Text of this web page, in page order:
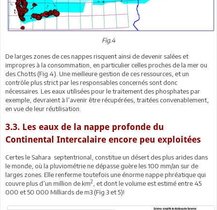
Fig.4
De larges zones de ces nappes risquent ainsi de devenir salées et
impropres à la consommation, en particulier celles proches de la mer ou
des Chotts (Fig.4). Une meilleure gestion de ces ressources, et un
contrôle plus strict par les responsables concernés sont donc
nécessaires. Les eaux utilisées pour le traitement des phosphates par
exemple, devraient à l’avenir être récupérées, traitées convenablement,
en vue de leur réutilisation.
3.3. Les eaux de la nappe profonde du
Continental Intercalaire encore peu exploitées
Certes le Sahara septentrional, constitue un désert des plus arides dans
le monde, où la pluviométrie ne dépasse guère les 100 mm/an sur de
larges zones. Elle renferme toutefois une énorme nappe phréatique qui
couvre plus d’un million de km2
, et dont le volume est estimé entre 45
000 et 50 000 Milliards de m3 (Fig.3 et 5)!